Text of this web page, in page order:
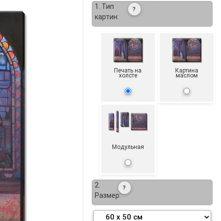
1. Тип
картин:
?
Печать на
холсте
Картина
маслом
Модульная
2.
Размер:
?